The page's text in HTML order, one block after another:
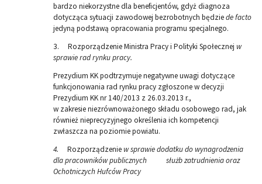
bardzo niekorzystne dla beneficjentów, gdyż diagnoza
dotycząca sytuacji zawodowej bezrobotnych będziede facto
jedyną podstawą opracowania programu specjalnego.
3. Rozporządzenie Ministra Pracy i Polityki Społecznej w
sprawie rad rynku pracy.
Prezydium KK podtrzymuje negatywne uwagi dotyczące
funkcjonowania rad rynku pracy zgłoszone w decyzji
Prezydium KK nr 140/2013 z 26.03.2013 r.,
w zakresie niezrównoważonego składu osobowego rad, jak
również nieprecyzyjnego określenia ich kompetencji
zwłaszcza na poziomie powiatu.
4. Rozporządzenie w sprawie dodatku do wynagrodzenia
dla pracowników publicznych służb zatrudnienia oraz
Ochotniczych Hufców Pracy